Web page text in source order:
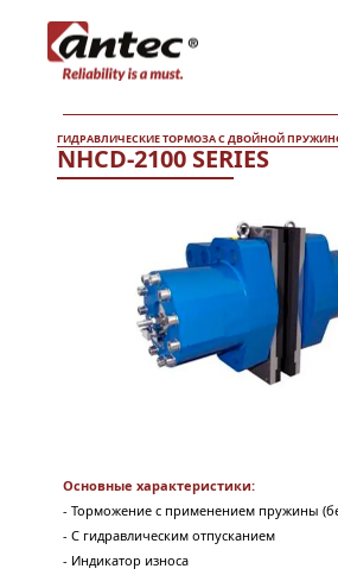
NHCD-2100 SERIES
Основные характеристики:
- Торможение с применением пружины
- С гидравлическим отпусканием
- Индикатор износа
ГИДРАВЛИЧЕСКИЕ ТОРМОЗА С ДВОЙНОЙ